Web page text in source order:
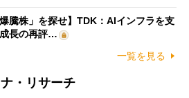
騰株」を探せ】TDK：AIインフラを支
長の再評…
一覧を見る
・リサーチ